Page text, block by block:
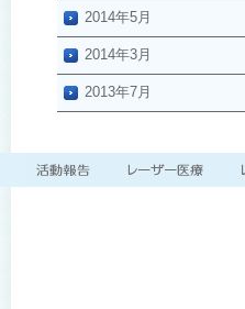
2014年5月
2014年3月
2013年7月